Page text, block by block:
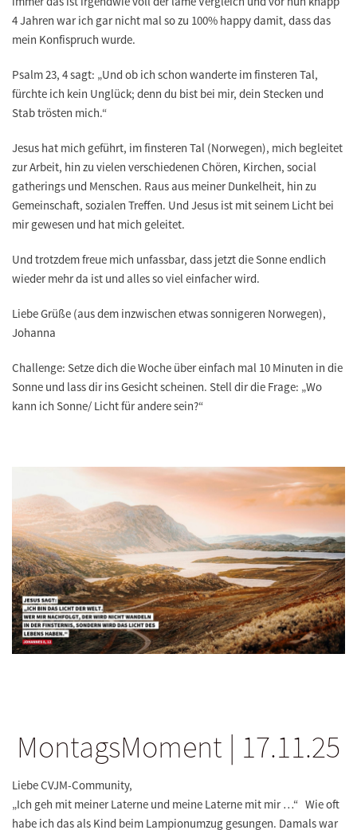
4 Jahren war ich gar nicht mal so zu 100% happy damit, dass das
mein Konfispruch wurde.
Psalm 23, 4 sagt: „Und ob ich schon wanderte im finsteren Tal,
fürchte ich kein Unglück; denn du bist bei mir, dein Stecken und
Stab trösten mich.“
Jesus hat mich geführt, im finsteren Tal (Norwegen), mich begleitet
zur Arbeit, hin zu vielen verschiedenen Chören, Kirchen, social
gatherings und Menschen. Raus aus meiner Dunkelheit, hin zu
Gemeinschaft, sozialen Treffen. Und Jesus ist mit seinem Licht bei
mir gewesen und hat mich geleitet.
Und trotzdem freue mich unfassbar, dass jetzt die Sonne endlich
wieder mehr da ist und alles so viel einfacher wird.
Liebe Grüße (aus dem inzwischen etwas sonnigeren Norwegen),
Johanna
Challenge: Setze dich die Woche über einfach mal 10 Minuten in die
Sonne und lass dir ins Gesicht scheinen. Stell dir die Frage: „Wo
kann ich Sonne/ Licht für andere sein?“
MontagsMoment | 17.11.25
Liebe CVJM-Community,
„Ich geh mit meiner Laterne und meine Laterne mit mir …“ Wie oft
habe ich das als Kind beim Lampionumzug gesungen. Damals war